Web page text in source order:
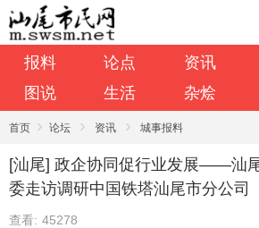
报料 论点 资讯
图说
生活 杂烩
首页 › 论坛 › 资讯 › 城事报料
[汕尾] 政企协同促行业发展——汕
委走访调研中国铁塔汕尾市分公司
查看: 45278